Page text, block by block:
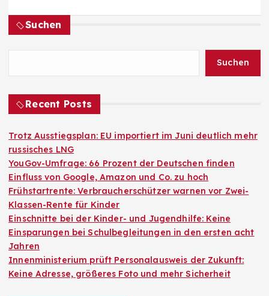
Suchen
Suchen
Recent Posts
Trotz Ausstiegsplan: EU importiert im Juni deutlich mehr
russisches LNG
YouGov-Umfrage: 66 Prozent der Deutschen finden
Einfluss von Google, Amazon und Co. zu hoch
Frühstartrente: Verbraucherschützer warnen vor Zwei-
Klassen-Rente für Kinder
Einschnitte bei der Kinder- und Jugendhilfe: Keine
Einsparungen bei Schulbegleitungen in den ersten acht
Jahren
Innenministerium prüft Personalausweis der Zukunft:
Keine Adresse, größeres Foto und mehr Sicherheit